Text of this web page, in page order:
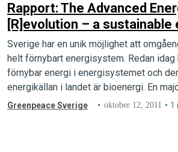
Rapport: The Advanced
[R]evolution – a sustainable
outlook for Sweden
Sverige har en unik möjlighet att
helt förnybart energisystem. Redan idag
förnybar energi i energisystemet och
energikällan i landet är bioenergi. En
befolkningen vill att framtidens
Greenpeace Sverige oktober 12, 2011 1